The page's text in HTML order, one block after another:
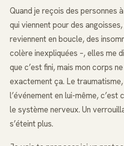
Quand je reçois des personnes
qui viennent pour des
reviennent en boucle, des
colère inexpliquées –, elles me
que c’est fini, mais mon corps
exactement ça. Le traumatisme,
l’événement en lui-même, c’est
le système nerveux. Un
s’éteint plus.